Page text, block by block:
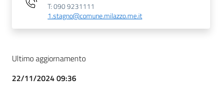
T: 090 9231111
1.stagno@comune.milazzo.me.it
Ultimo aggiornamento
22/11/2024 09:36